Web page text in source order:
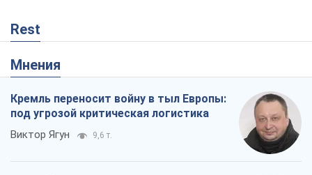
Rest
Мнения
Кремль переносит войну в тыл Европы:
под угрозой критическая логистика
Виктор Ягун 9,6 т.